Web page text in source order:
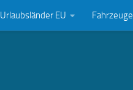
Urlaubsländer EU Fahrzeuge